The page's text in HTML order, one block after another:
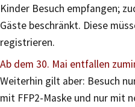
Kinder Besuch empfangen;
Gäste beschränkt. Diese
registrieren.
Ab dem 30. Mai entfallen
Weiterhin gilt aber: Besuch
mit FFP2-Maske und nur mit